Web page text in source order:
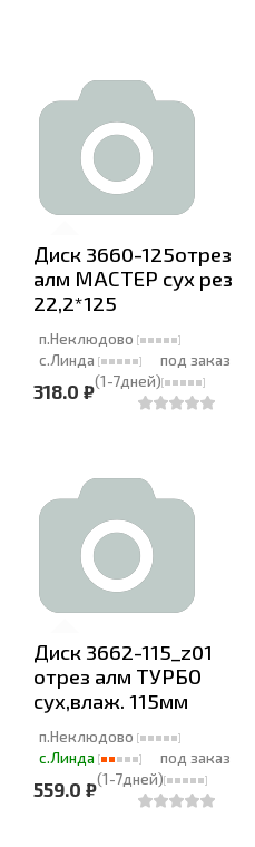
Диск 3660-125отрез
алм МАСТЕР сух рез
22,2*125
п.Неклюдово
с.Линда
под заказ
(1-7дней)
318.0 ₽
Диск 3662-115_z01
отрез алм ТУРБО
сух,влаж. 115мм
п.Неклюдово
с.Линда
под заказ
(1-7дней)
559.0 ₽